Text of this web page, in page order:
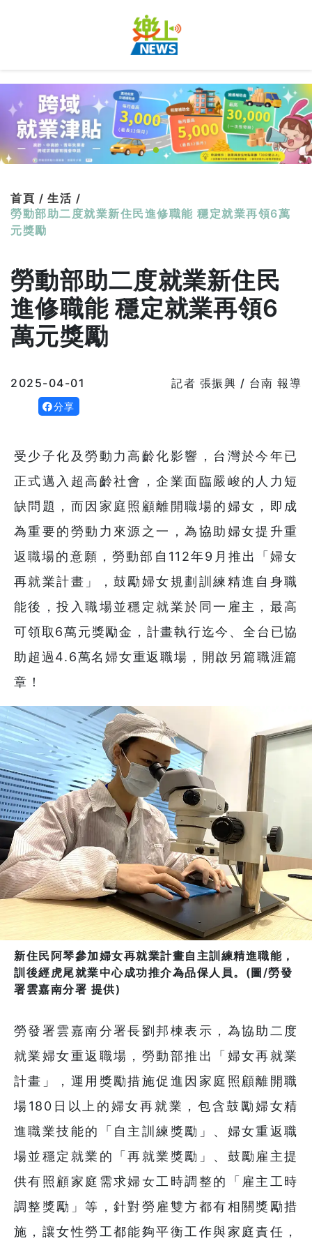
首頁 / 生活 /
勞動部助二度就業新住民進修職能 穩定就業再領6萬
元獎勵
勞動部助二度就業新住民
進修職能 穩定就業再領6
萬元獎勵
2025-04-01 記者 張振興 / 台南 報導
分享
受少子化及勞動力高齡化影響，台灣於今年已
正式邁入超高齡社會，企業面臨嚴峻的人力短
缺問題，而因家庭照顧離開職場的婦女，即成
為重要的勞動力來源之一，為協助婦女提升重
返職場的意願，勞動部自112年9月推出「婦女
再就業計畫」，鼓勵婦女規劃訓練精進自身職
能後，投入職場並穩定就業於同一雇主，最高
可領取6萬元獎勵金，計畫執行迄今、全台已協
助超過4.6萬名婦女重返職場，開啟另篇職涯篇
章！
新住民阿琴參加婦女再就業計畫自主訓練精進職能，
訓後經虎尾就業中心成功推介為品保人員。(圖/勞發
署雲嘉南分署 提供)
勞發署雲嘉南分署長劉邦棟表示，為協助二度
就業婦女重返職場，勞動部推出「婦女再就業
計畫」，運用獎勵措施促進因家庭照顧離開職
場180日以上的婦女再就業，包含鼓勵婦女精
進職業技能的「自主訓練獎勵」、婦女重返職
場並穩定就業的「再就業獎勵」、鼓勵雇主提
供有照顧家庭需求婦女工時調整的「雇主工時
調整獎勵」等，針對勞雇雙方都有相關獎勵措
施，讓女性勞工都能夠平衡工作與家庭責任，